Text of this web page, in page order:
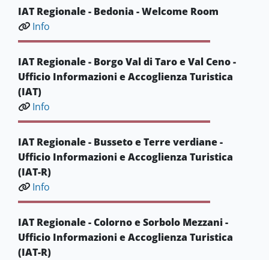
IAT Regionale - Bedonia - Welcome Room
Info
IAT Regionale - Borgo Val di Taro e Val Ceno -
Ufficio Informazioni e Accoglienza Turistica
(IAT)
Info
IAT Regionale - Busseto e Terre verdiane -
Ufficio Informazioni e Accoglienza Turistica
(IAT-R)
Info
IAT Regionale - Colorno e Sorbolo Mezzani -
Ufficio Informazioni e Accoglienza Turistica
(IAT-R)